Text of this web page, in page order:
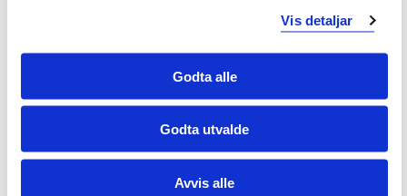
Vis detaljar
Godta alle
Godta utvalde
Avvis alle
svarer på alarmer på mobiltelefonen rett i lommen,
fortalte Alvsåker.